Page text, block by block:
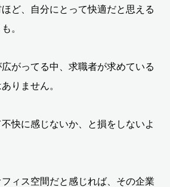
ど、自分にとって快適だと思える
。
がってる中、求職者が求めている
りません。
快に感じないか、と損をしないよ
ィス空間だと感じれば、その企業